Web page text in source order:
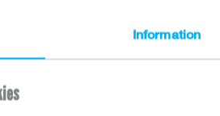
Information
24 x 80g, 1,92 kg/kart.
/ 100g: